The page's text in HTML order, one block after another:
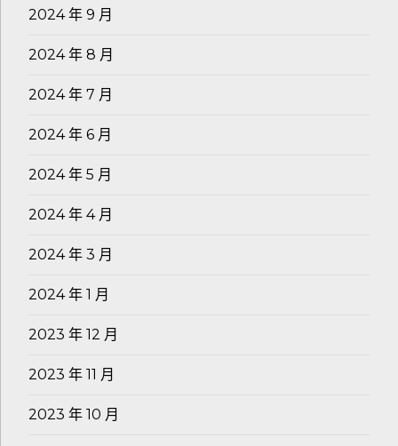
2024 年 9 月
2024 年 8 月
2024 年 7 月
2024 年 6 月
2024 年 5 月
2024 年 4 月
2024 年 3 月
2024 年 1 月
2023 年 12 月
2023 年 11 月
2023 年 10 月